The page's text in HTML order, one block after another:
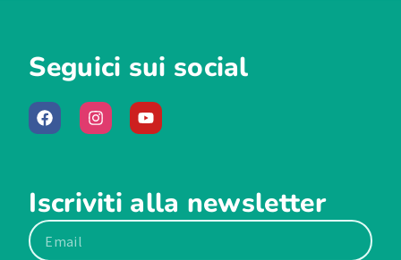
Seguici sui social
Iscriviti alla newsletter